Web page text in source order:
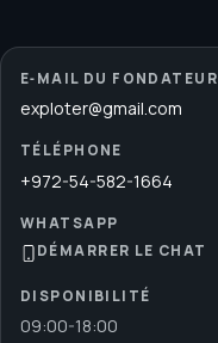
E‑MAIL DU FONDATEUR
exploter@gmail.com
TÉLÉPHONE
+972-54-582-1664
WHATSAPP
DÉMARRER LE CHAT
DISPONIBILITÉ
09:00-18:00